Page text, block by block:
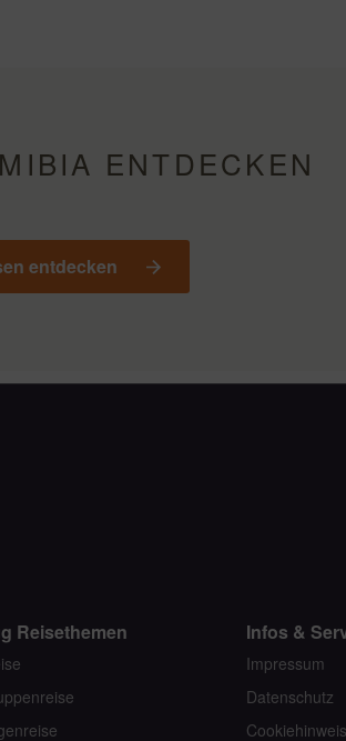
ENTDECKEN
entdecken
Reisethemen Infos &
Impressum
Datenschutz